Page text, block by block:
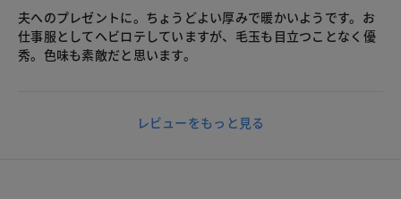
夫へのプレゼントに。ちょうどよい厚みで暖かいようです。お
仕事服としてヘビロテしていますが、毛玉も目立つことなく優
秀。色味も素敵だと思います。
レビューをもっと見る